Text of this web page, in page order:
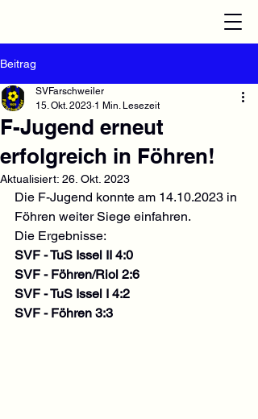
Beitrag
F-Jugend erneut
erfolgreich in Föhren!
SVFarschweiler
15. Okt. 2023 1 Min. Lesezeit
Aktualisiert: 26. Okt. 2023
Die F-Jugend konnte am 14.10.2023 in
Föhren weiter Siege einfahren.
Die Ergebnisse:
SVF - TuS Issel II 4:0
SVF - Föhren/Riol 2:6
SVF - TuS Issel I 4:2
SVF - Föhren 3:3